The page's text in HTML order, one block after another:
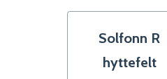
Solfonn R
hyttefelt